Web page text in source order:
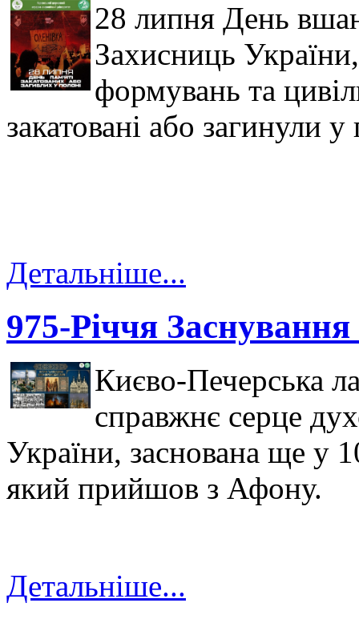
28 липня День
Захисниць
формувань та
закатовані або загинули у
Детальніше...
975-Річчя
Києво-Печерська
справжнє серце
України, заснована ще у
який прийшов з Афону.
Детальніше...